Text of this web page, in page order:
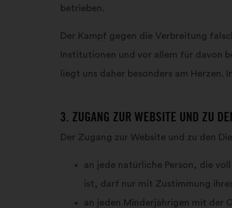
betrieben.
Der Kampf gegen die Verbreitung
Institutionen und vor allem für davon
liegt uns daher besonders am Herzen.
3. ZUGANG ZUR WEBSITE UND ZU
Der Zugang zur Website und zu den
an jede natürliche Person, die
ist, darf nur mit Zustimmung
an jeden Minderjährigen mit der